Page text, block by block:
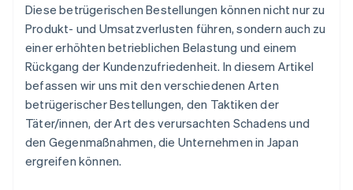
Diese betrügerischen Bestellungen können nicht nur zu
Produkt- und Umsatzverlusten führen, sondern auch zu
einer erhöhten betrieblichen Belastung und einem
Rückgang der Kundenzufriedenheit. In diesem Artikel
befassen wir uns mit den verschiedenen Arten
betrügerischer Bestellungen, den Taktiken der
Täter/innen, der Art des verursachten Schadens und
den Gegenmaßnahmen, die Unternehmen in Japan
ergreifen können.